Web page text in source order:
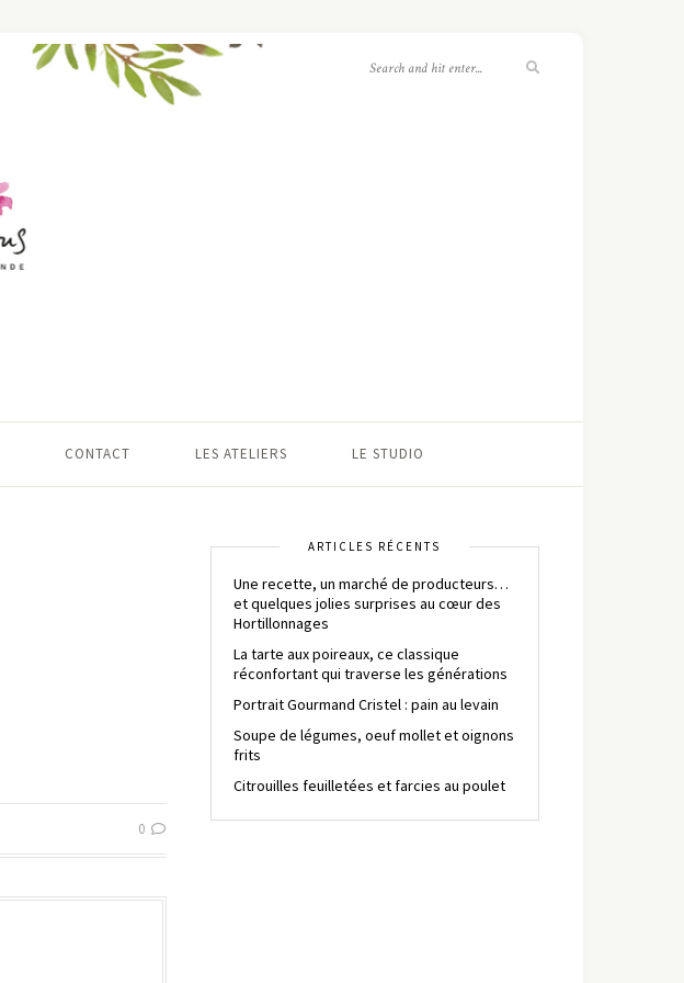
CONTACT LES ATELIERS LE STUDIO
0
ARTICLES RÉCENTS
Une recette, un marché de producteurs…
et quelques jolies surprises au cœur des
Hortillonnages
La tarte aux poireaux, ce classique
réconfortant qui traverse les générations
Portrait Gourmand Cristel : pain au levain
Soupe de légumes, oeuf mollet et oignons
frits
Citrouilles feuilletées et farcies au poulet